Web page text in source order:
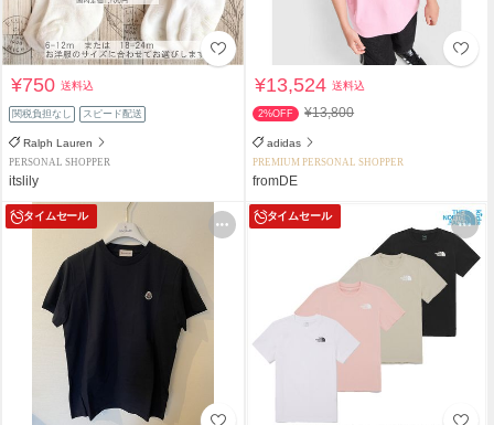
¥750送料込
関税負担なし スピード配送
Ralph Lauren
PERSONAL SHOPPER
itslily
¥13,524送料込
2%OFF ¥13,800
adidas
PREMIUM PERSONAL SHOPPER
fromDE
タイムセール タイムセール